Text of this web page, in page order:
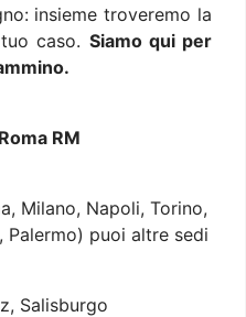
insieme troveremo la
caso. Siamo qui per
RM
Milano, Napoli, Torino,
Palermo) puoi altre sedi
Salisburgo